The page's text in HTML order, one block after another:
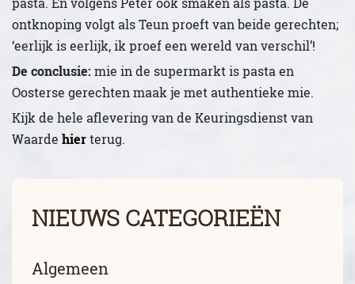
ontknoping volgt als Teun proeft van beide gerechten;
‘eerlijk is eerlijk, ik proef een wereld van verschil’!
De conclusie: mie in de supermarkt is pasta en
Oosterse gerechten maak je met authentieke mie.
Kijk de hele aflevering van de Keuringsdienst van
Waarde hierterug.
NIEUWS CATEGORIEËN
Algemeen